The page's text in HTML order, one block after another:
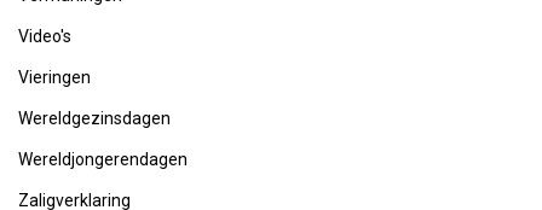
Video's
Vieringen
Wereldgezinsdagen
Wereldjongerendagen
Zaligverklaring